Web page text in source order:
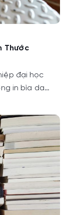
Thước
đại học
in bìa da…